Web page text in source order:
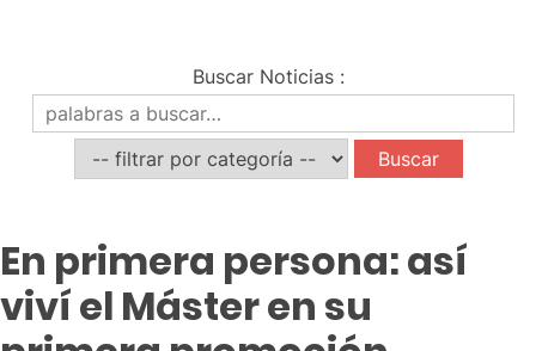
Buscar Noticias:
En primera persona: así
viví el Máster en su